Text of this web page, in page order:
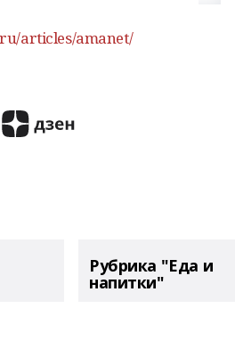
articles/amanet/
Рубрика "Еда и
напитки"